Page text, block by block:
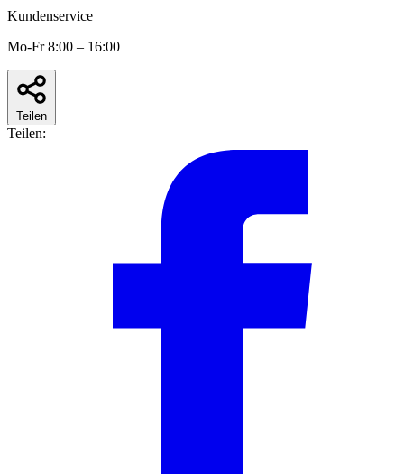
Kundenservice
Mo-Fr 8:00 – 16:00
Teilen
Teilen: